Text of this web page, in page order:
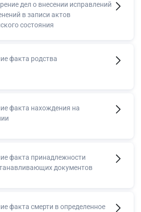
дел о внесении исправлений
в записи актов
состояния
факта родства
факта нахождения на
факта принадлежности
документов
факта смерти в определенное